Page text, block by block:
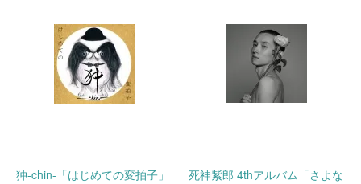
狆-chin-「はじめての変拍子」
死神紫郎 4thアルバム「さよな